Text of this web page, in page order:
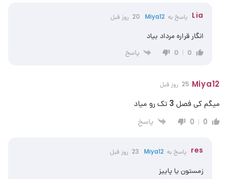
Lia پاسخ به Miya12 20 روز قبل
انگار قراره مرداد بیاد
0
0 پاسخ
Miya12 25 روز قبل
میگم کی فصل 3 تک رو میاد
0
0 پاسخ
res پاسخ به Miya12 23 روز قبل
زمستون یا پاییز